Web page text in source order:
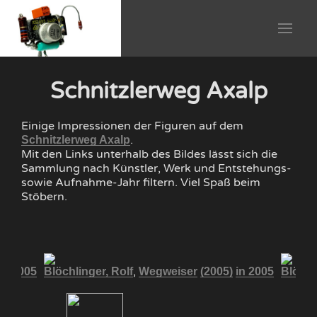
Schnitzlerweg Axalp
Einige Impressionen der Figuren auf dem
Schnitzlerweg Axalp.
Mit den Links unterhalb des Bildes lässt sich die
Sammlung nach Künstler, Werk und Entstehungs-
sowie Aufnahme-Jahr filtern. Viel Spaß beim
Stöbern.
2005 Blöchlinger, Rolf, Wegweiser (2005) in 2005